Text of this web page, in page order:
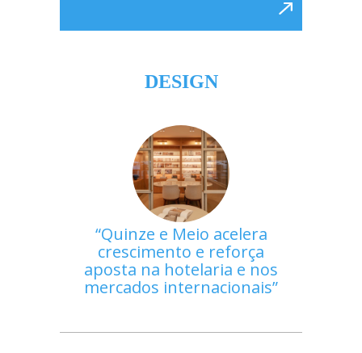
DESIGN
Quinze e Meio acelera
crescimento e reforça
aposta na hotelaria e nos
mercados internacionais